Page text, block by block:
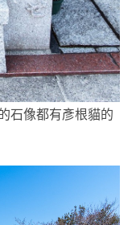
石像都有彥根貓的